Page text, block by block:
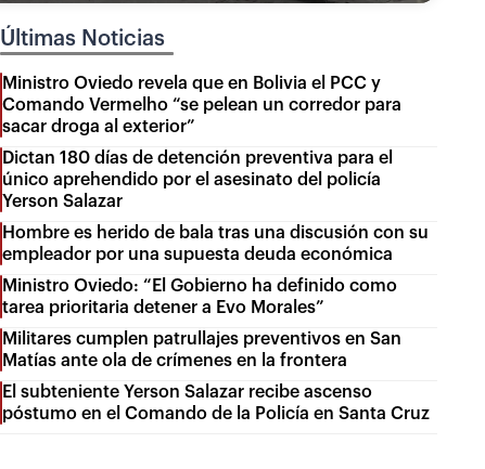
Últimas Noticias
Ministro Oviedo revela que en Bolivia el PCC y
Comando Vermelho “se pelean un corredor para
sacar droga al exterior”
Dictan 180 días de detención preventiva para el
único aprehendido por el asesinato del policía
Yerson Salazar
Hombre es herido de bala tras una discusión con su
empleador por una supuesta deuda económica
Ministro Oviedo: “El Gobierno ha definido como
tarea prioritaria detener a Evo Morales”
Militares cumplen patrullajes preventivos en San
Matías ante ola de crímenes en la frontera
El subteniente Yerson Salazar recibe ascenso
póstumo en el Comando de la Policía en Santa Cruz